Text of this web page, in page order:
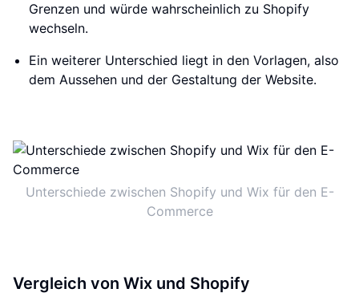
Grenzen und würde wahrscheinlich zu Shopify
wechseln.
Ein weiterer Unterschied liegt in den Vorlagen, also
dem Aussehen und der Gestaltung der Website.
Unterschiede zwischen Shopify und Wix für den E-
Commerce
Vergleich von Wix und Shopify